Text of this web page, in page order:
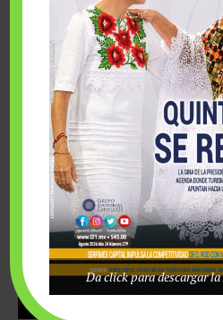
Fairmont Mayakoba y Make-A-
esfuerzos para hacer realidad el
Da click para descargar